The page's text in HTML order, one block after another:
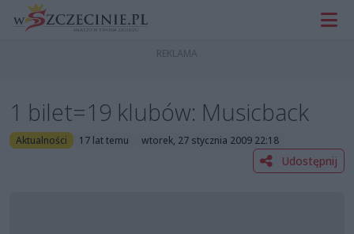
1 bilet=19 klubów: Musicback
Aktualności 17 lat temu wtorek, 27 stycznia 2009 22:18
Udostępnij